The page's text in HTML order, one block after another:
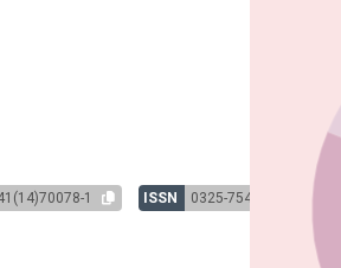
1 ISSN 0325-7541